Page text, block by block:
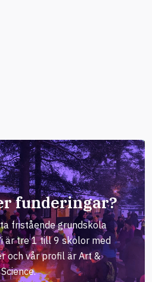
funderingar?
fristående grundskola
är tre 1 till 9 skolor med
och vår profil är Art &
Science.